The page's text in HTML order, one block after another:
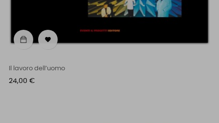

Il lavoro dell’uomo
Prezzo
24,00 €